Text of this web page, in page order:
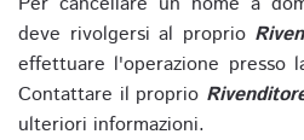
deve rivolgersi al proprio
effettuare l'operazione presso
Contattare il proprio
ulteriori informazioni.